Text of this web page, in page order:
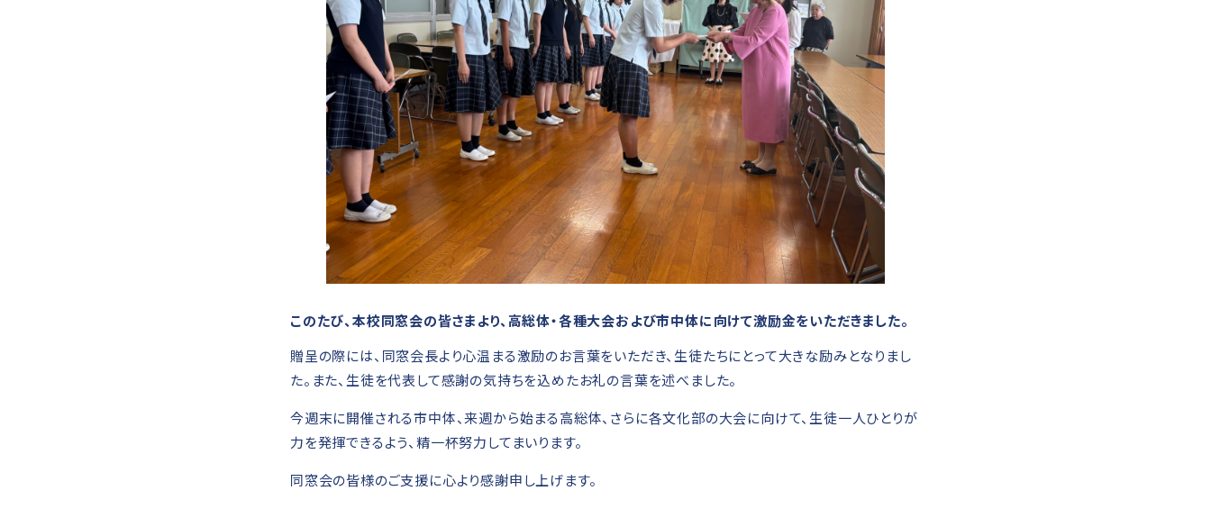
このたび、本校同窓会の皆さまより、高総体・各種大会および市中体に向けて激励金をいただきました。
贈呈の際には、同窓会長より心温まる激励のお言葉をいただき、生徒たちにとって大きな励みとなりまし
た。また、生徒を代表して感謝の気持ちを込めたお礼の言葉を述べました。
今週末に開催される市中体、来週から始まる高総体、さらに各文化部の大会に向けて、生徒一人ひとりが
力を発揮できるよう、精一杯努力してまいります。
同窓会の皆様のご支援に心より感謝申し上げます。